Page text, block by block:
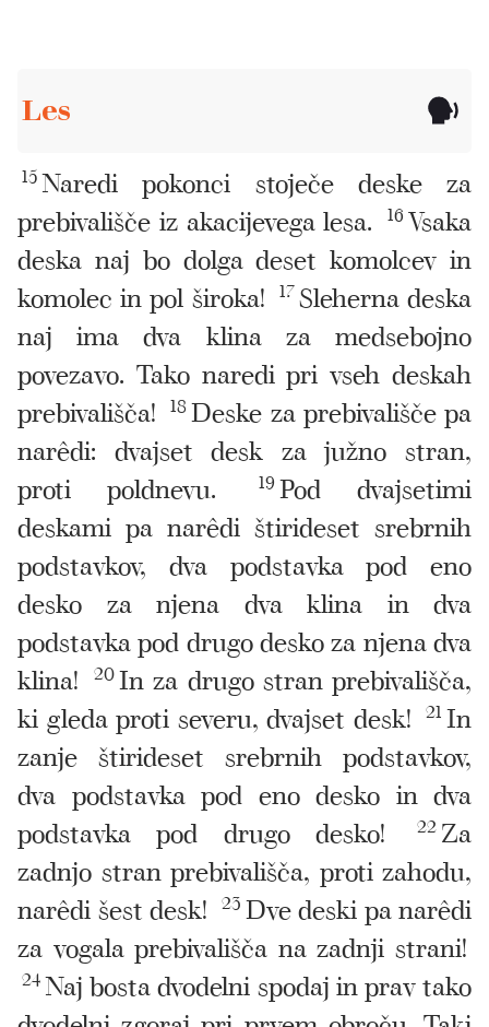
Les
15Naredi pokonci stoječe deske za
prebivališče iz akacijevega lesa.
16 Vsaka
deska naj bo dolga deset komolcev in
komolec in pol široka! 17Sleherna deska
naj ima dva klina za medsebojno
povezavo. Tako naredi pri vseh deskah
prebivališča! 18 Deske za prebivališče pa
narêdi: dvajset desk za južno stran,
proti poldnevu.
19 Pod dvajsetimi
deskami pa narêdi štirideset srebrnih
podstavkov, dva podstavka pod eno
desko za njena dva klina in dva
podstavka pod drugo desko za njena dva
klina!
20In za drugo stran prebivališča,
ki gleda proti severu, dvajset desk! 21 In
zanje štirideset srebrnih podstavkov,
dva podstavka pod eno desko in dva
podstavka pod drugo desko!
22 Za
zadnjo stran prebivališča, proti zahodu,
narêdi šest desk! 23 Dve deski pa narêdi
za vogala prebivališča na zadnji strani!
24Naj bosta dvodelni spodaj in prav tako